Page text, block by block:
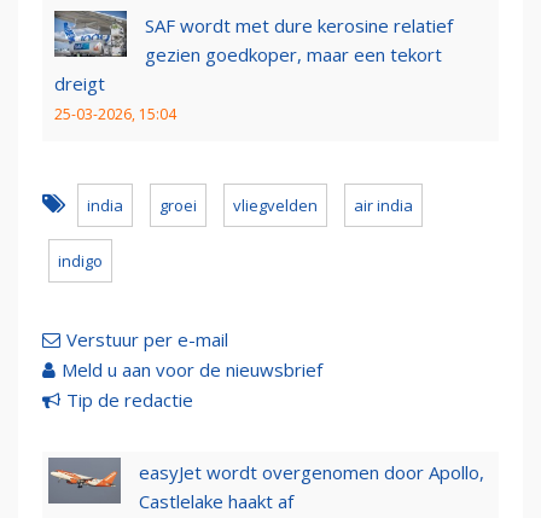
SAF wordt met dure kerosine relatief
gezien goedkoper, maar een tekort
dreigt
25-03-2026, 15:04
india groei vliegvelden air india
indigo
Verstuur per e-mail
Meld u aan voor de nieuwsbrief
Tip de redactie
easyJet wordt overgenomen door Apollo,
Castlelake haakt af